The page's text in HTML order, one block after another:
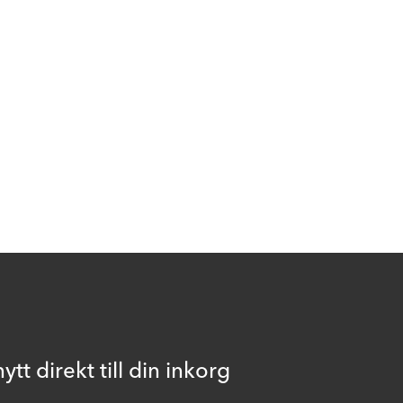
direkt till din inkorg